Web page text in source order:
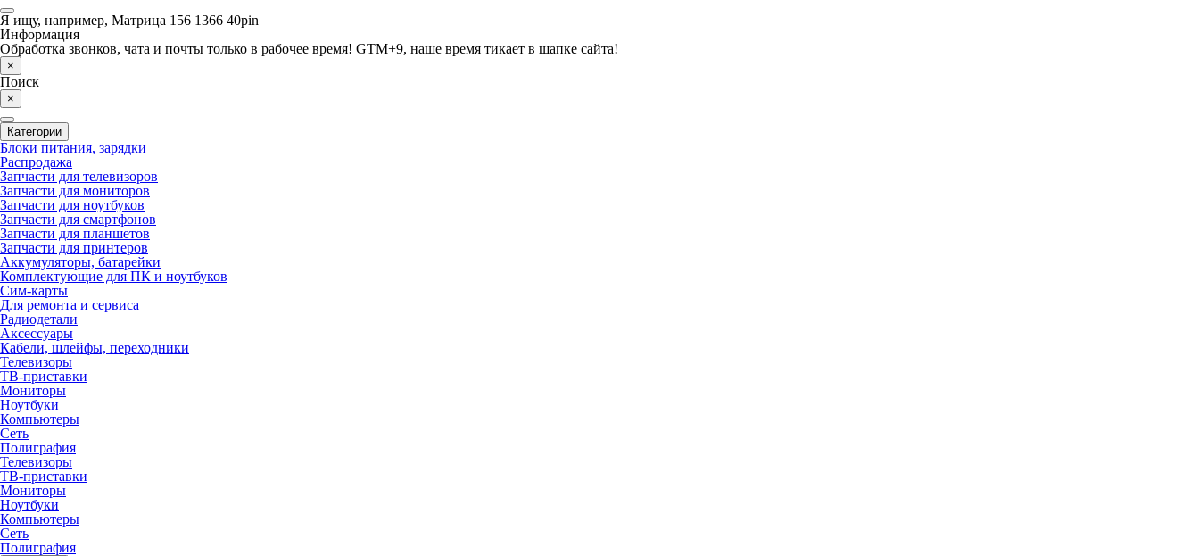
Я ищу, например, Матрица 156 1366 40pin
Информация
Обработка звонков, чата и почты только в рабочее время! GTM+9, наше время тикает в шапке сайта!
×
Поиск
×
Категории
Блоки питания, зарядки
Распродажа
Запчасти для телевизоров
Запчасти для мониторов
Запчасти для ноутбуков
Запчасти для смартфонов
Запчасти для планшетов
Запчасти для принтеров
Аккумуляторы, батарейки
Комплектующие для ПК и ноутбуков
Сим-карты
Для ремонта и сервиса
Радиодетали
Аксессуары
Кабели, шлейфы, переходники
Телевизоры
ТВ-приставки
Мониторы
Ноутбуки
Компьютеры
Сеть
Полиграфия
Телевизоры
ТВ-приставки
Мониторы
Ноутбуки
Компьютеры
Сеть
Полиграфия